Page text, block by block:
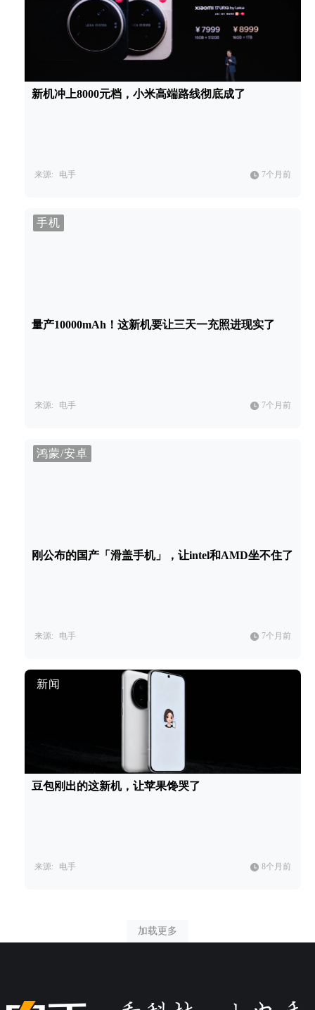
新机冲上8000元档，小米高端路线彻底成了
来源: 电手 7个月前
手机
量产10000mAh！这新机要让三天一充照进现实了
来源: 电手 7个月前
鸿蒙/安卓
刚公布的国产「滑盖手机」，让intel和AMD坐不住了
来源: 电手 7个月前
新闻
豆包刚出的这新机，让苹果馋哭了
来源: 电手 8个月前
加载更多